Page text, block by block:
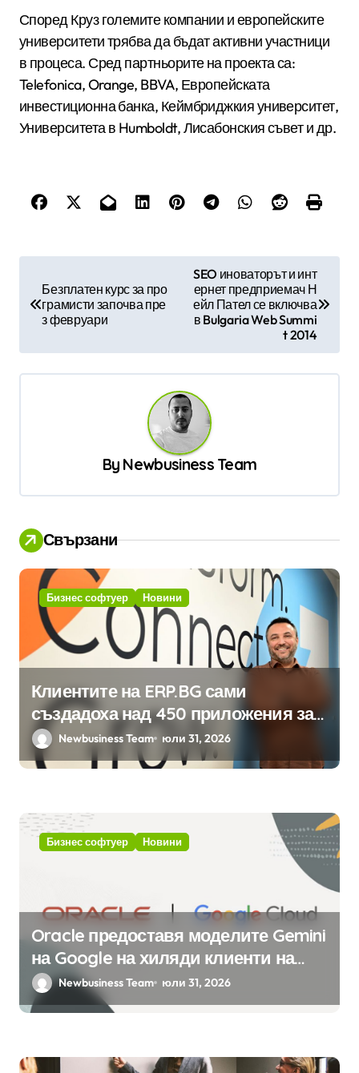
Според Круз големите компании и европейските
университети трябва да бъдат активни участници
в процеса. Сред партньорите на проекта са:
Telefonica, Orange, BBVA, Европейската
инвестиционна банка, Кеймбриджкия университет,
Университета в Humboldt, Лисабонския съвет и др.
и
г
Безплатен курс за про
грамисти започва пре
з февруари
SEO иноваторът и инт
ернет предприемач Н
ейл Пател се включва
в Bulgaria Web Summi
t 2014
By Newbusiness Team
Свързани
Бизнес софтуер Новини
Клиентите на ERP.BG сами
създадоха над 450 приложения за
ERP системата с помощта на
вградения в нея изкуствен
Newbusiness Team юли 31, 2026
Бизнес софтуер Новини
Oracle предоставя моделите Gemini
на Google на хиляди клиенти на
бизнес приложения
Newbusiness Team юли 31, 2026